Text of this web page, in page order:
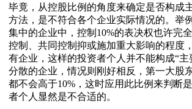
毕竟，从控股比例的角度来确定是否构成
方法，是不符合各个企业实际情况的。举
集中的企业中，控制10%的表决权也许完
控制、共同控制抑或施加重大影响的程度
有企业，这样的投资者个人并不能构成“主
分散的企业，情况则刚好相反，第一大股
都不会高于10%，这时应用此比例来判断
者个人显然是不合适的。